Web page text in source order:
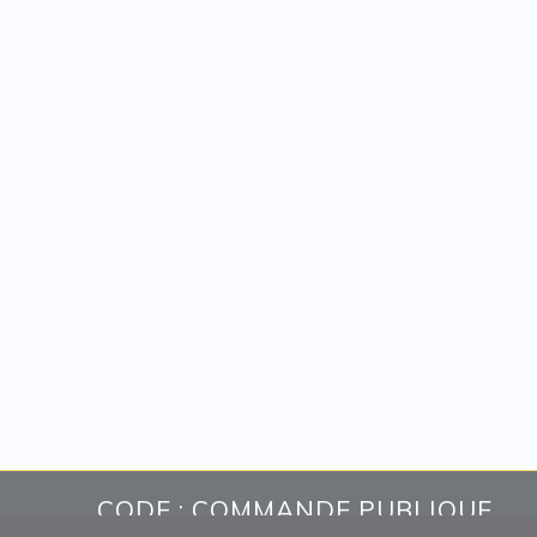
CODE : COMMANDE PUBLIQUE